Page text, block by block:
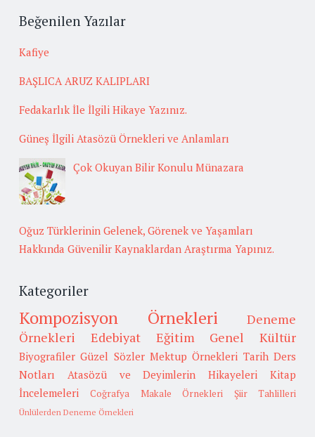
Beğenilen Yazılar
Kafiye
BAŞLICA ARUZ KALIPLARI
Fedakarlık İle İlgili Hikaye Yazınız.
Güneş İlgili Atasözü Örnekleri ve Anlamları
Çok Okuyan Bilir Konulu Münazara
Oğuz Türklerinin Gelenek, Görenek ve Yaşamları
Hakkında Güvenilir Kaynaklardan Araştırma Yapınız.
Kategoriler
Kompozisyon Örnekleri
Deneme
Örnekleri
Edebiyat Eğitim Genel Kültür
Biyografiler Güzel Sözler Mektup Örnekleri Tarih Ders
Notları
Atasözü ve Deyimlerin Hikayeleri
Kitap
İncelemeleri
Coğrafya Makale Örnekleri Şiir Tahlilleri
Ünlülerden Deneme Örnekleri